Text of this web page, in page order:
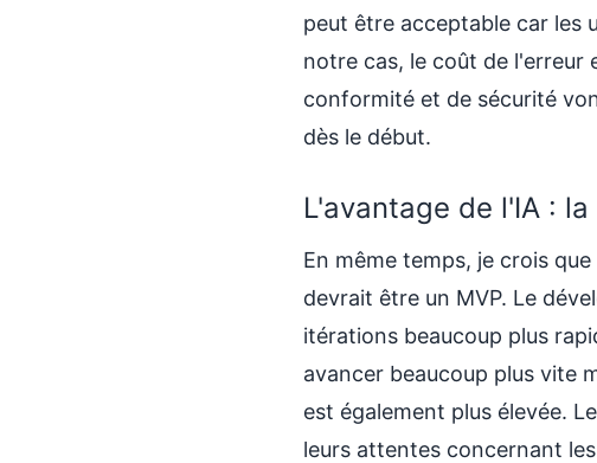
peut être acceptable car les
notre cas, le coût de l'erreur
conformité et de sécurité
dès le début.
L'avantage de l'IA :
En même temps, je crois
devrait être un MVP. Le
itérations beaucoup plus
avancer beaucoup plus vite
est également plus élevée.
leurs attentes concernant